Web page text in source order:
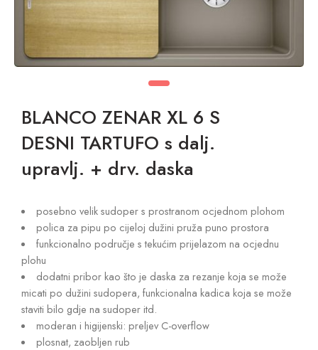
BLANCO ZENAR XL 6 S
DESNI TARTUFO s dalj.
upravlj. + drv. daska
posebno velik sudoper s prostranom ocjednom plohom
polica za pipu po cijeloj dužini pruža puno prostora
funkcionalno područje s tekućim prijelazom na ocjednu
plohu
dodatni pribor kao što je daska za rezanje koja se može
micati po dužini sudopera, funkcionalna kadica koja se može
staviti bilo gdje na sudoper itd.
moderan i higijenski: preljev C-overflow
plosnat, zaobljen rub